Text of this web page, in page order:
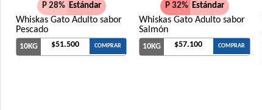
P 28% Estándar
Whiskas Gato Adulto sabor
Pescado
10KG $51.500 COMPRAR
P 32% Estándar
Whiskas Gato Adulto sabor
Salmón
10KG $57.100 COMPRAR